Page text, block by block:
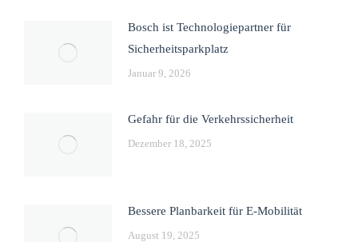
Bosch ist Technologiepartner für
Sicherheitsparkplatz
Januar 9, 2026
Gefahr für die Verkehrssicherheit
Dezember 18, 2025
Bessere Planbarkeit für E-Mobilität
August 19, 2025